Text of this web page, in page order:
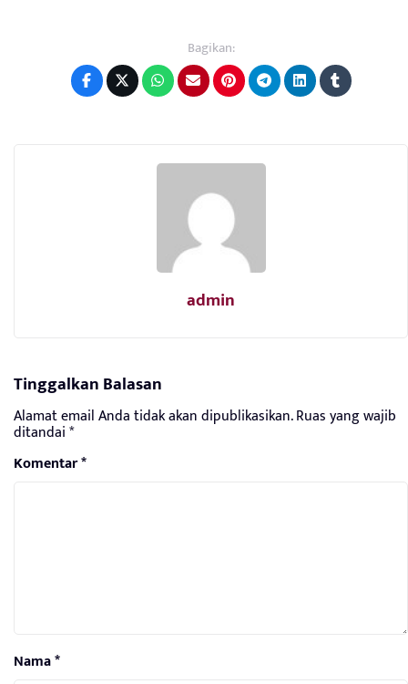
Bagikan:
admin
Tinggalkan Balasan
Alamat email Anda tidak akan dipublikasikan.Ruas yang wajib
ditandai*
Komentar*
Nama*